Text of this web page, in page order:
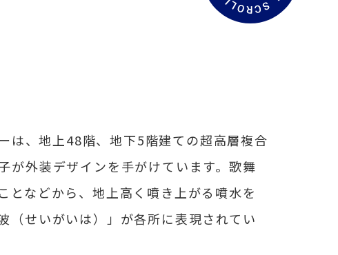
を
読
は、地上48階、地下5階建ての超高層複合
が外装デザインを手がけています。歌舞
となどから、地上高く噴き上がる噴水を
（せいがいは）」が各所に表現されてい